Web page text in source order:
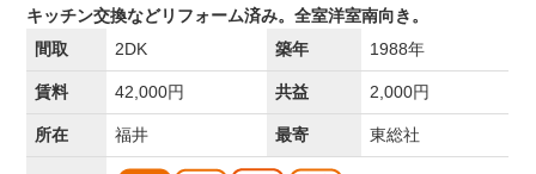
キッチン交換などリフォーム済み。全室洋室南向き。
間取
2DK 築年 1988年
賃料 42,000円 共益 2,000円
所在 福井 最寄 東総社